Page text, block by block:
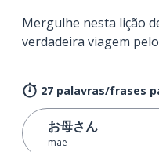
Mergulhe nesta lição
verdadeira viagem
27 palavras/frases
お母さん
mãe